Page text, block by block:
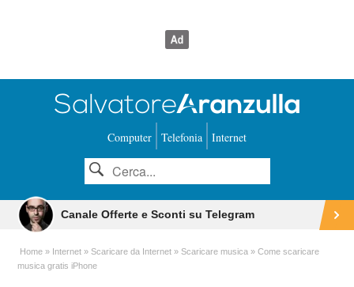
Computer Telefonia Internet
Canale Offerte e Sconti su Telegram
Home Internet Scaricare da Internet Scaricare musica
Come scaricare
musica gratis iPhone